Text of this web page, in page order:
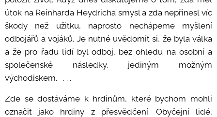
útok na Reinharda Heydricha smysl a zda nepřinesl víc
škody než užitku, naprosto nechápeme myšlení
odbojářů a vojáků. Je nutné uvědomit si, že byla válka
a že pro řadu lidí byl odboj, bez ohledu na osobní a
společenské následky, jediným možným
východiskem. . . .
Zde se dostáváme k hrdinům, které bychom mohli
označit jako hrdiny z přesvědčení. Obyčejní lidé,